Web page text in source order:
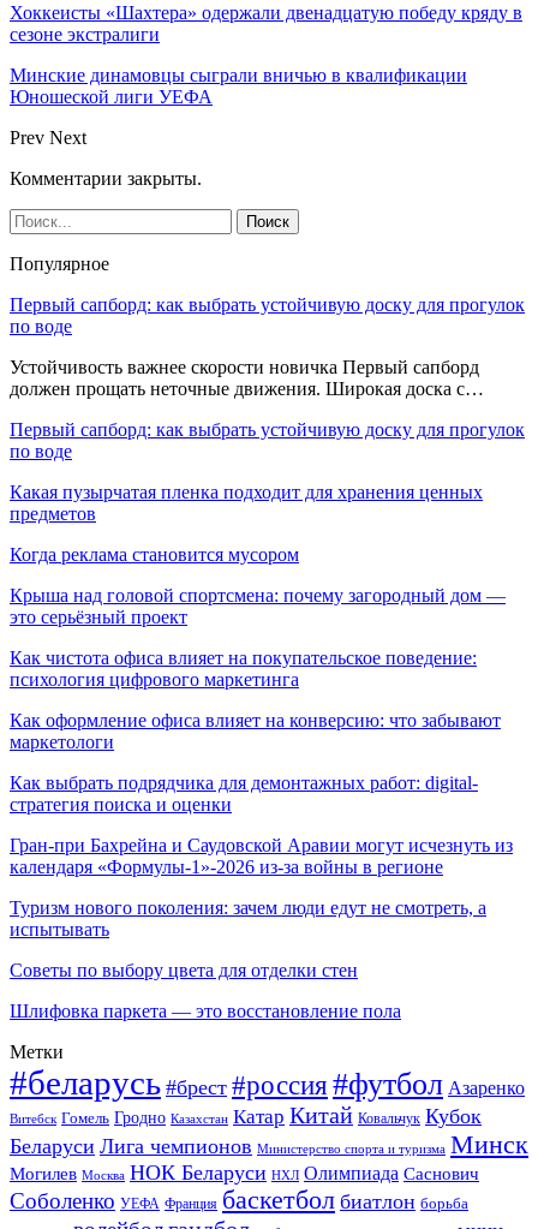
Хоккеисты «Шахтера» одержали двенадцатую победу кряду в
сезоне экстралиги
Минские динамовцы сыграли вничью в квалификации
Юношеской лиги УЕФА
Prev Next
Комментарии закрыты.
Популярное
Первый сапборд: как выбрать устойчивую доску для прогулок
по воде
Устойчивость важнее скорости новичка Первый сапборд
должен прощать неточные движения. Широкая доска с…
Первый сапборд: как выбрать устойчивую доску для прогулок
по воде
Какая пузырчатая пленка подходит для хранения ценных
предметов
Когда реклама становится мусором
Крыша над головой спортсмена: почему загородный дом —
это серьёзный проект
Как чистота офиса влияет на покупательское поведение:
психология цифрового маркетинга
Как оформление офиса влияет на конверсию: что забывают
маркетологи
Как выбрать подрядчика для демонтажных работ: digital-
стратегия поиска и оценки
Гран-при Бахрейна и Саудовской Аравии могут исчезнуть из
календаря «Формулы-1»-2026 из-за войны в регионе
Туризм нового поколения: зачем люди едут не смотреть, а
испытывать
Советы по выбору цвета для отделки стен
Шлифовка паркета — это восстановление пола
Метки
#беларусь #брест #россия#футбол Азаренко
Витебск Гомель Гродно Казахстан Катар Китай Ковальчук Кубок
Беларуси Лига чемпионов Министерство спорта и туризма Минск
Могилев Москва НОК Беларуси НХЛ Олимпиада Саснович
Соболенко УЕФА Франция баскетбол биатлон борьба